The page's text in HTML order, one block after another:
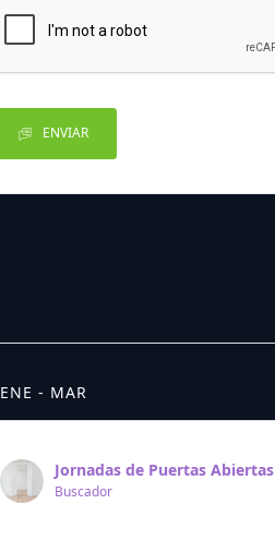
ENVIAR
ENE - MAR
Jornadas de Puertas Abiertas
Buscador